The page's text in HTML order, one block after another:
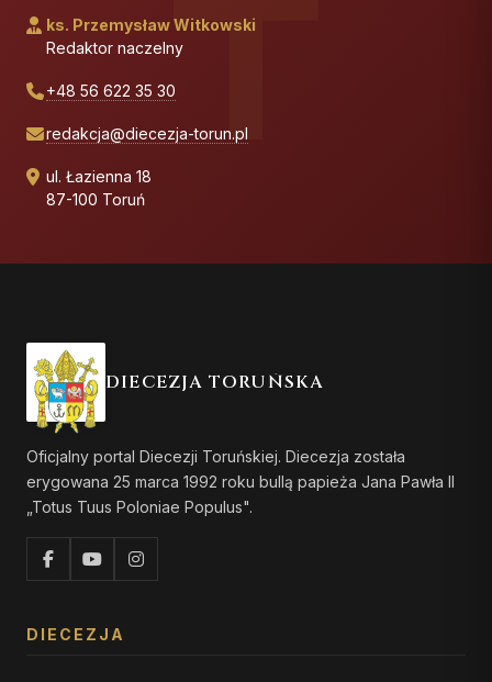
ks. Przemysław Witkowski
Redaktor naczelny
+48 56 622 35 30
redakcja@diecezja-torun.pl
ul. Łazienna 18
87-100 Toruń
DIECEZJA TORUŃSKA
Oficjalny portal Diecezji Toruńskiej. Diecezja została
erygowana 25 marca 1992 roku bullą papieża Jana Pawła II
„Totus Tuus Poloniae Populus".
DIECEZJA